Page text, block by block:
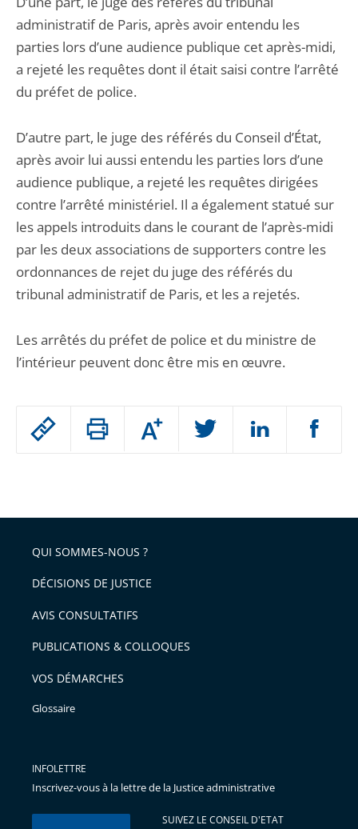
Passer
arriver
après
Augmenter
ou
l'article
pour
avant
administratif de Paris, après avoir entendu les
parties lors d’une audience publique cet après-midi,
a rejeté les requêtes dont il était saisi contre l’arrêté
du préfet de police.
D’autre part, le juge des référés du Conseil d’État,
après avoir lui aussi entendu les parties lors d’une
audience publique, a rejeté les requêtes dirigées
contre l’arrêté ministériel. Il a également statué sur
les appels introduits dans le courant de l’après-midi
par les deux associations de supporters contre les
ordonnances de rejet du juge des référés du
tribunal administratif de Paris, et les a rejetés.
Les arrêtés du préfet de police et du ministre de
l’intérieur peuvent donc être mis en œuvre.
QUI SOMMES-NOUS ?
DÉCISIONS DE JUSTICE
AVIS CONSULTATIFS
PUBLICATIONS & COLLOQUES
VOS DÉMARCHES
Glossaire
INFOLETTRE
Inscrivez-vous à la lettre de la Justice administrative
SUIVEZ LE CONSEIL D'ETAT